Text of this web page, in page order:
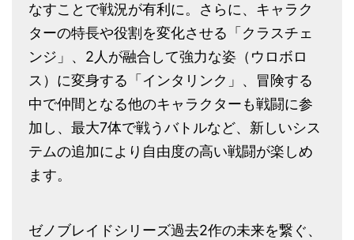
なすことで戦況が有利に。さらに、キャラク
ターの特長や役割を変化させる「クラスチェ
ンジ」、2人が融合して強力な姿（ウロボロ
ス）に変身する「インタリンク」、冒険する
中で仲間となる他のキャラクターも戦闘に参
加し、最大7体で戦うバトルなど、新しいシス
テムの追加により自由度の高い戦闘が楽しめ
ます。
ゼノブレイドシリーズ過去2作の未来を繋ぐ、